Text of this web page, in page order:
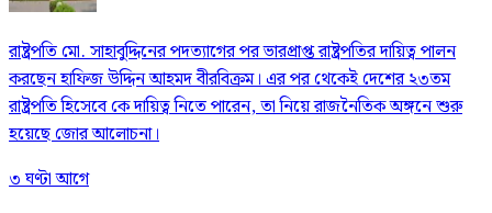
রাষ্ট্রপতি মো. সাহাবুদ্দিনের পদত্যাগের পর ভারপ্রাপ্ত রাষ্ট্রপতির দায়িত্ব পালন
করছেন হাফিজ উদ্দিন আহমদ বীরবিক্রম। এর পর থেকেই দেশের ২৩তম
রাষ্ট্রপতি হিসেবে কে দায়িত্ব নিতে পারেন, তা নিয়ে রাজনৈতিক অঙ্গনে শুরু
হয়েছে জোর আলোচনা।
৩ ঘণ্টা আগে